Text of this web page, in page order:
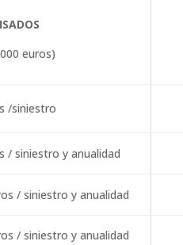
euros)
/siniestro
/ siniestro y anualidad
/ siniestro y anualidad
/ siniestro y anualidad